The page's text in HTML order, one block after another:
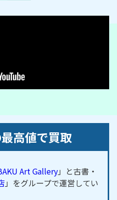
高値で買取
Art Gallery」と古書・
」をグループで運営してい